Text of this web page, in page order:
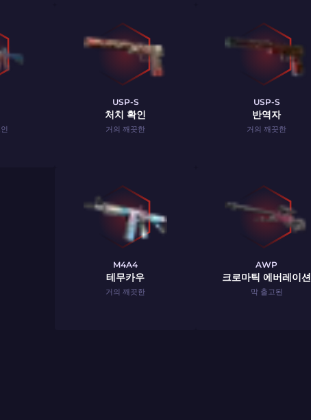
USP-S
처치 확인
거의 깨끗한
USP-S
반역자
거의 깨끗한
M4A4
테무카우
거의 깨끗한
AWP
크로마틱 에버레이션
막 출고된